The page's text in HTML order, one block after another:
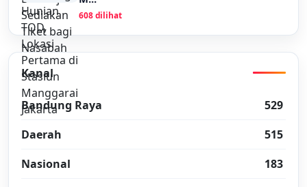
608 dilihat
Kanal
Bandung Raya
529
Daerah
515
Nasional
183